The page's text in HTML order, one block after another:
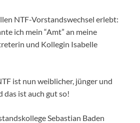
NTF-Vorstandswechsel erlebt:
ich mein “Amt” an meine
und Kollegin Isabelle
ist nun weiblicher, jünger und
ist auch gut so!
Sebastian Baden